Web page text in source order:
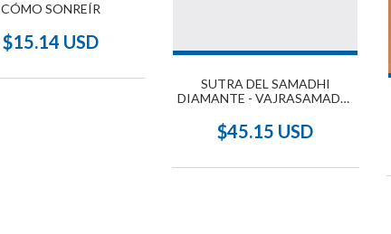
CÓMO SONREÍR
$15.14 USD
SUTRA DEL SAMADHI
DIAMANTE - VAJRASAMADHI
$45.15 USD